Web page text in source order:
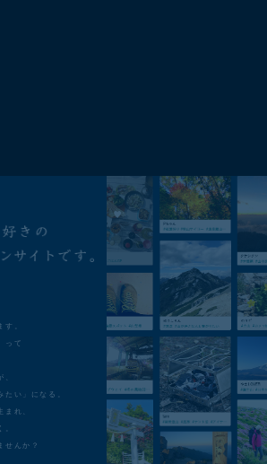
す。
って
、
たい」になる。
まれ、
。
せんか？